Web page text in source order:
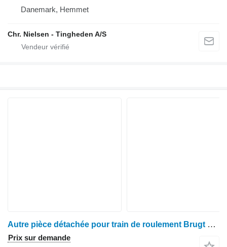
Danemark, Hemmet
Chr. Nielsen - Tingheden A/S
Autre pièce détachée pour train de roulement Brugt support cylinder pour moissonneuse-batteuse Claas Lexion 600
Prix sur demande